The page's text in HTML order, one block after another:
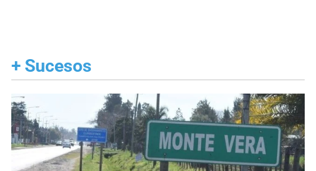
+ Sucesos